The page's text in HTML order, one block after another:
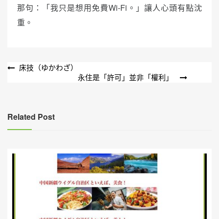
那句：「我只是想用免費Wi-Fi。」讓人心頭有點沈
重。
文
覽
床技（ゆかわざ）
永住是「許可」並非「權利」
Related Post